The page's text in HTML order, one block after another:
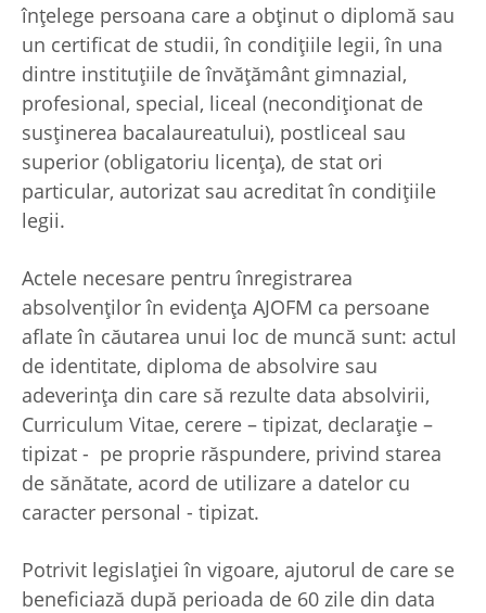
înţelege persoana care a obţinut o diplomă sau
un certificat de studii, în condiţiile legii, în una
dintre instituţiile de învăţământ gimnazial,
profesional, special, liceal (necondiționat de
susținerea bacalaureatului), postliceal sau
superior (obligatoriu licența), de stat ori
particular, autorizat sau acreditat în condiţiile
legii.
Actele necesare pentru înregistrarea
absolvenților în evidenţa AJOFM ca persoane
aflate în căutarea unui loc de muncă sunt: actul
de identitate, diploma de absolvire sau
adeverinţa din care să rezulte data absolvirii,
Curriculum Vitae, cerere – tipizat, declarație –
tipizat - pe proprie răspundere, privind starea
de sănătate, acord de utilizare a datelor cu
caracter personal - tipizat.
Potrivit legislației în vigoare, ajutorul de care se
beneficiază după perioada de 60 zile din data